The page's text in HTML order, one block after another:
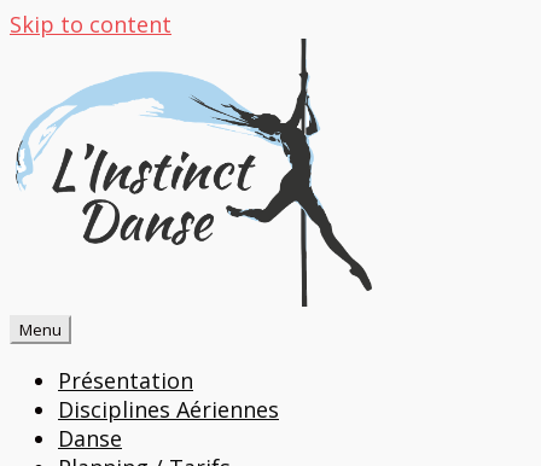
Skip to content
Menu
Présentation
Disciplines Aériennes
Danse